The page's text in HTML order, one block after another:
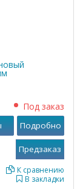
Под заказ
В закладки
К сравнению
Подробно